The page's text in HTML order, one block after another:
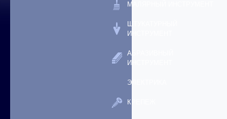
МАЛЯРНЫЙ ИНСТРУМЕНТ
ШТУКАТУРНЫЙ
ИНСТРУМЕНТ
АБРАЗИВНЫЙ
ИНСТРУМЕНТ
ЭЛЕКТРИКА
КРЕПЕЖ